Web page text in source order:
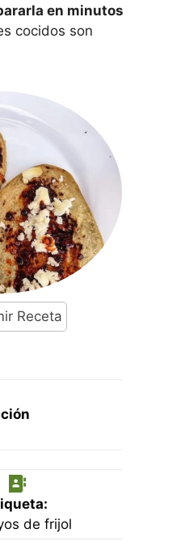
en minutos
cocidos son
Receta
de frijol